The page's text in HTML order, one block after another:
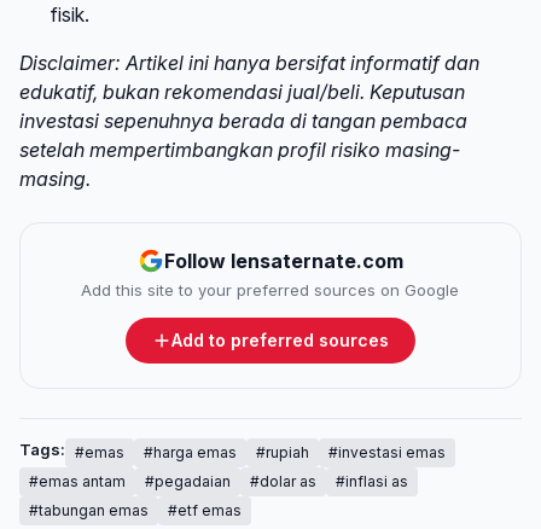
fisik.
Disclaimer: Artikel ini hanya bersifat informatif dan
edukatif, bukan rekomendasi jual/beli. Keputusan
investasi sepenuhnya berada di tangan pembaca
setelah mempertimbangkan profil risiko masing-
masing.
Follow lensaternate.com
Add this site to your preferred sources on Google
Add to preferred sources
Tags: #emas #harga emas #rupiah
#investasi emas
#emas antam
#pegadaian #dolar as
#inflasi as
#tabungan emas
#etf emas